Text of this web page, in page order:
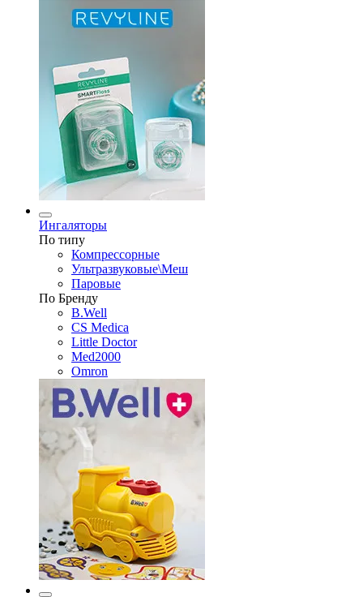
Ингаляторы
По типу
Компрессорные
Ультразвуковые\Меш
Паровые
По Бренду
B.Well
CS Medica
Little Doctor
Med2000
Omron